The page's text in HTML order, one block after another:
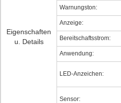
Eigenschaften
u. Details
Warnungston:
Anzeige:
Bereitschaftsstrom:
Anwendung:
LED-Anzeichen:
Sensor: